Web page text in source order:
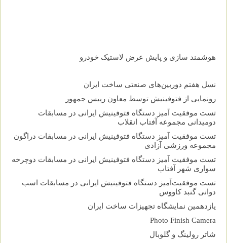
هوشمند سازی و پایش عرض لاستیک خودرو
نسل هفتم دوربین‌های صنعتی ساخت ایران
رونمایی از فتوفینیش توسط معاون رییس جمهور
تست موفقیت آمیز دستگاه فتوفینیش ایرانی در مسابقات
دومیدانی مجموعه آفتاب انقلاب
تست موفقیت آمیز دستگاه فتوفینیش ایرانی در مسابقات دراگون
مجموعه ورزشی آزادی
تست موفقیت آمیز دستگاه فتوفینیش ایرانی در مسابقات دوچرخه
سواری شهر آفتاب
تست موفقیت‌آمیز دستگاه فتوفینیش ایرانی در مسابقات اسب
دوانی گنبد کاووس
یازدهمین نمایشگاه تجهیزات ساخت ایران
Photo Finish Camera
شاتر رولینگ و گلوبال